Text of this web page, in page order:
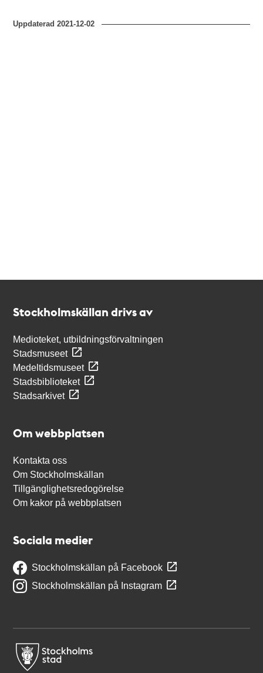
Uppdaterad2021-12-02
Stockholmskällan drivs av
Medioteket, utbildningsförvaltningen
Stadsmuseet
Medeltidsmuseet
Stadsbiblioteket
Stadsarkivet
Om webbplatsen
Kontakta oss
Om Stockholmskällan
Tillgänglighetsredogörelse
Om kakor på webbplatsen
Sociala medier
Stockholmskällan på Facebook
Stockholmskällan på Instagram